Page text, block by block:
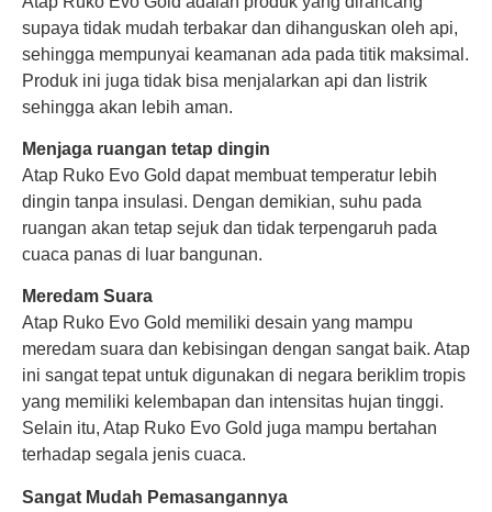
supaya tidak mudah terbakar dan dihanguskan oleh api,
sehingga mempunyai keamanan ada pada titik maksimal.
Produk ini juga tidak bisa menjalarkan api dan listrik
sehingga akan lebih aman.
Menjaga ruangan tetap dingin
Atap Ruko Evo Gold dapat membuat temperatur lebih
dingin tanpa insulasi. Dengan demikian, suhu pada
ruangan akan tetap sejuk dan tidak terpengaruh pada
cuaca panas di luar bangunan.
Meredam Suara
Atap Ruko Evo Gold memiliki desain yang mampu
meredam suara dan kebisingan dengan sangat baik. Atap
ini sangat tepat untuk digunakan di negara beriklim tropis
yang memiliki kelembapan dan intensitas hujan tinggi.
Selain itu, Atap Ruko Evo Gold juga mampu bertahan
terhadap segala jenis cuaca.
Sangat Mudah Pemasangannya